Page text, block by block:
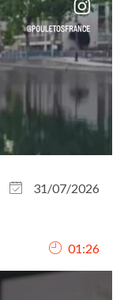
31/07/2026
01:26